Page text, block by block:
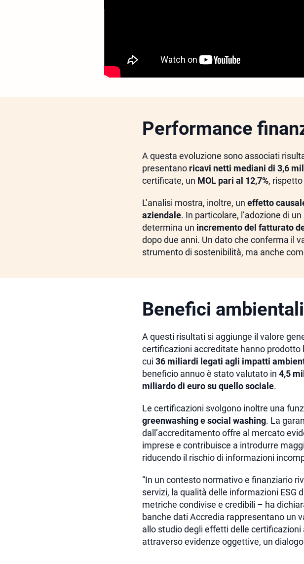
Performance
A questa evoluzione sono associati
presentano ricavi netti mediani di 3,6
certificate, un MOL pari al 12,7%, rispetto
L’analisi mostra, inoltre, un effetto
aziendale. In particolare, l’adozione di
determina un incremento del fatturato
dopo due anni. Un dato che conferma il
strumento di sostenibilità, ma anche
Benefici
A questi risultati si aggiunge il valore
certificazioni accreditate hanno
cui 36 miliardi legati agli impatti
beneficio annuo è stato valutato in 4,5
miliardo di euro su quello sociale.
Le certificazioni svolgono inoltre una
greenwashing e social washing. La
dall’accreditamento offre al mercato
imprese e contribuisce a introdurre
riducendo il rischio di informazioni
“In un contesto normativo e finanziario
servizi, la qualità delle informazioni ESG
metriche condivise e credibili – ha
banche dati Accredia rappresentano un
allo studio degli effetti delle
attraverso evidenze oggettive, un